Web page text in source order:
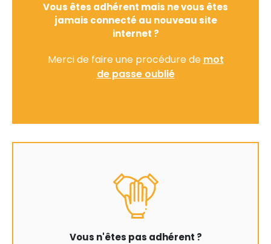
Vous êtes adhérent mais ne vous êtes
jamais connecté au nouveau site
internet ?
Merci de faire une procédure de mot
de passe oublié
Vous n'êtes pas adhérent ?